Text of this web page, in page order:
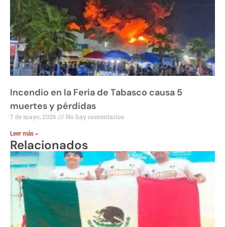
Incendio en la Feria de Tabasco causa 5
muertes y pérdidas
7 de mayo, 2026 No hay comentarios
Leer más »
Relacionados